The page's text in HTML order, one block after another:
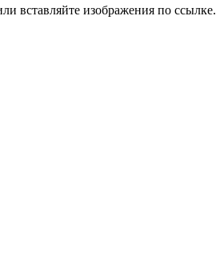
вставляйте изображения по ссылке.